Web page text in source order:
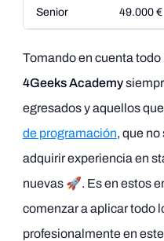
Senior 49.000 €
Tomando en cuenta
4Geeks Academy
egresados y aquellos que
de programación, que
adquirir experiencia en
nuevas 🚀. Es en estos
comenzar a aplicar todo
profesionalmente en